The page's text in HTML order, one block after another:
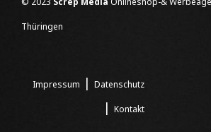
Thüringen
Impressum | Datenschutz
| Kontakt